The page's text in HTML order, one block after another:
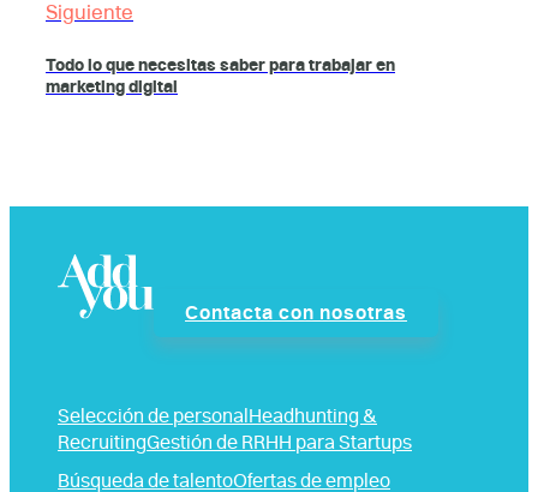
Siguiente
Todo lo que necesitas saber para trabajar en
marketing digital
Contacta con nosotras
Selección de personal Headhunting &
RecruitingGestión de RRHH para Startups
Búsqueda de talentoOfertas de empleo